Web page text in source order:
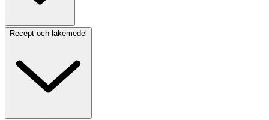
Recept och läkemedel